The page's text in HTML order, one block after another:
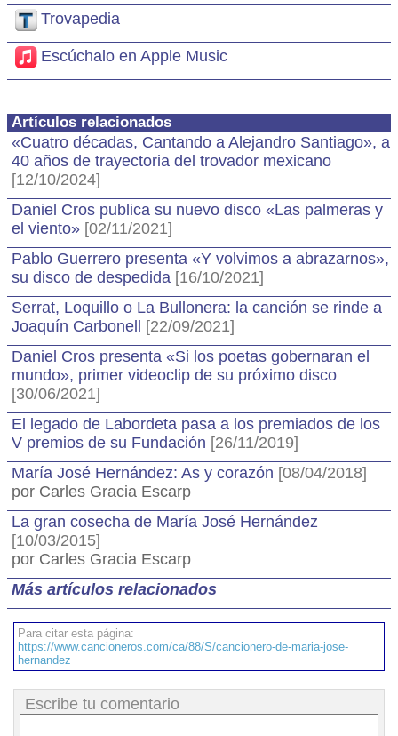
Trovapedia
Escúchalo en Apple Music
Artículos relacionados
«Cuatro décadas, Cantando a Alejandro Santiago», a
40 años de trayectoria del trovador mexicano
[12/10/2024]
Daniel Cros publica su nuevo disco «Las palmeras y
el viento» [02/11/2021]
Pablo Guerrero presenta «Y volvimos a abrazarnos»,
su disco de despedida [16/10/2021]
Serrat, Loquillo o La Bullonera: la canción se rinde a
Joaquín Carbonell [22/09/2021]
Daniel Cros presenta «Si los poetas gobernaran el
mundo», primer videoclip de su próximo disco
[30/06/2021]
El legado de Labordeta pasa a los premiados de los
V premios de su Fundación [26/11/2019]
María José Hernández: As y corazón [08/04/2018]
por Carles Gracia Escarp
La gran cosecha de María José Hernández
[10/03/2015]
por Carles Gracia Escarp
Más artículos relacionados
Para citar esta página:
https://www.cancioneros.com/ca/88/S/cancionero-de-maria-jose-
hernandez
Escribe tu comentario